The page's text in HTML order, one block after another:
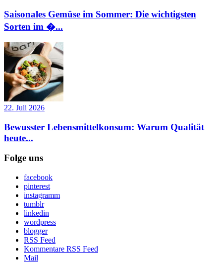
Saisonales Gemüse im Sommer: Die wichtigsten
Sorten im �...
22. Juli 2026
Bewusster Lebensmittelkonsum: Warum Qualität
heute...
Folge uns
facebook
pinterest
instagramm
tumblr
linkedin
wordpress
blogger
RSS Feed
Kommentare RSS Feed
Mail